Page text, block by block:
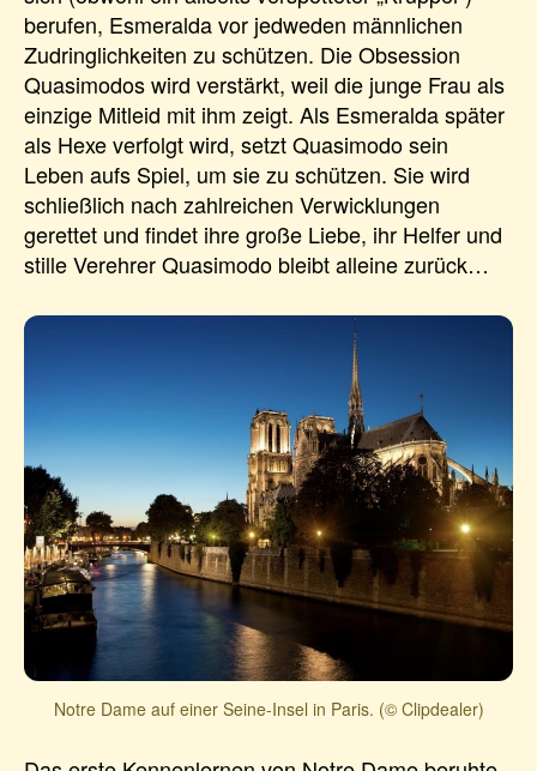
berufen, Esmeralda vor jedweden männlichen
Zudringlichkeiten zu schützen. Die Obsession
Quasimodos wird verstärkt, weil die junge Frau als
einzige Mitleid mit ihm zeigt. Als Esmeralda später
als Hexe verfolgt wird, setzt Quasimodo sein
Leben aufs Spiel, um sie zu schützen. Sie wird
schließlich nach zahlreichen Verwicklungen
gerettet und findet ihre große Liebe, ihr Helfer und
stille Verehrer Quasimodo bleibt alleine zurück…
Notre Dame auf einer Seine-Insel in Paris. (© Clipdealer)